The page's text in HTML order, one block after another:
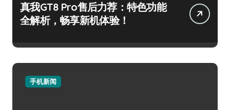
真我GT8 Pro售后力荐：特色功能
全解析，畅享新机体验！
手机新闻